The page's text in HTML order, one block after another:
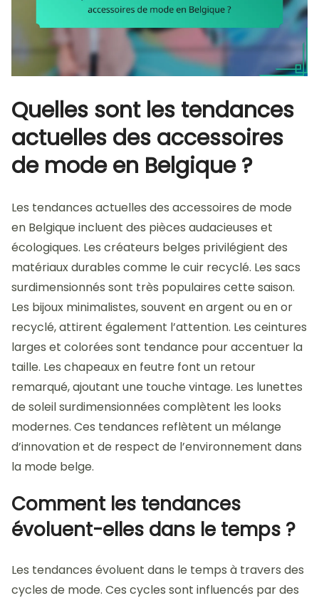
Quelles sont les tendances
actuelles des accessoires
de mode en Belgique ?
Les tendances actuelles des accessoires de mode
en Belgique incluent des pièces audacieuses et
écologiques. Les créateurs belges privilégient des
matériaux durables comme le cuir recyclé. Les sacs
surdimensionnés sont très populaires cette saison.
Les bijoux minimalistes, souvent en argent ou en or
recyclé, attirent également l’attention. Les ceintures
larges et colorées sont tendance pour accentuer la
taille. Les chapeaux en feutre font un retour
remarqué, ajoutant une touche vintage. Les lunettes
de soleil surdimensionnées complètent les looks
modernes. Ces tendances reflètent un mélange
d’innovation et de respect de l’environnement dans
la mode belge.
Comment les tendances
évoluent-elles dans le temps ?
Les tendances évoluent dans le temps à travers des
cycles de mode. Ces cycles sont influencés par des